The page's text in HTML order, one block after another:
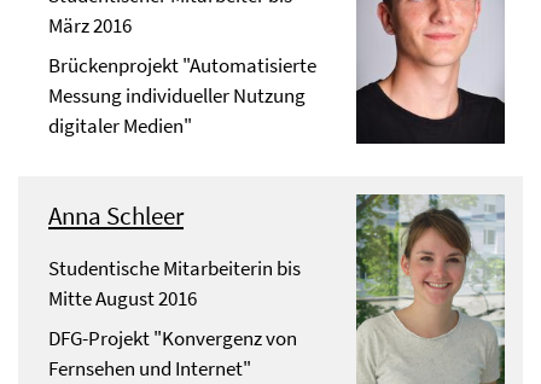
März 2016
Brückenprojekt "Automatisierte
Messung individueller Nutzung
digitaler Medien"
Anna Schleer
Studentische Mitarbeiterin bis
Mitte August 2016
DFG-Projekt "Konvergenz von
Fernsehen und Internet"